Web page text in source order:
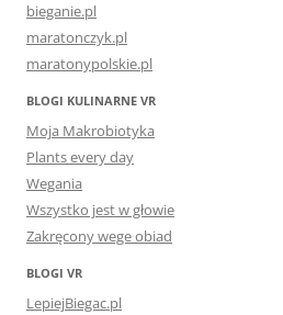
bieganie.pl
maratonczyk.pl
maratonypolskie.pl
BLOGI KULINARNE VR
Moja Makrobiotyka
Plants every day
Wegania
Wszystko jest w głowie
Zakręcony wege obiad
BLOGI VR
LepiejBiegac.pl